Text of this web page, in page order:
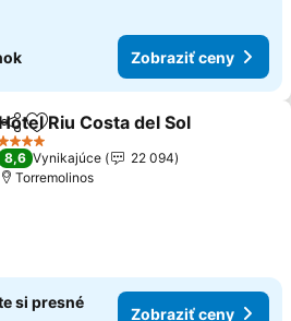
Zobraziť ceny
ZdieľaťPridať do obľúbených
Hotel Riu Costa del Sol
4 Počet hviezdičiek
8,6 Vynikajúce
22 094
Torremolinos
si presné
Zobraziť ceny